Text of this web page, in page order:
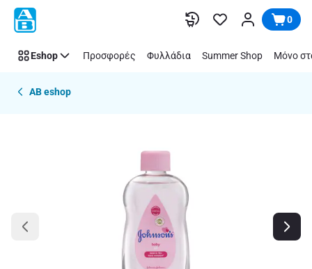
Παράλειψη 0
Eshop Προσφορές Φυλλάδια Summer Shop Μόνο
AB eshop